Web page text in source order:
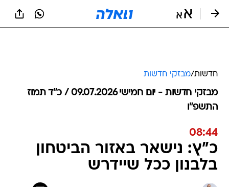
חדשות/מבזקי חדשות
מבזקי חדשות - יום חמישי 09.07.2026 / כ״ד תמוז
התשפ"ו
08:44
כ"ץ: נישאר באזור הביטחון
בלבנון ככל שיידרש